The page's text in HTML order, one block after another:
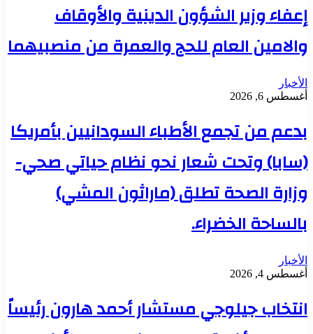
إعفاء وزير الشؤون الدينية والأوقاف
والامين العام للحج والعمرة من منصبيهما
الأخبار
أغسطس 6, 2026
بدعم من تجمع الأطباء السودانيين بأمريكا
(سابا) وتحت شعار نحو نظام حياتي صحي-
وزارة الصحة تطلق (ماراثون المشي)
بالساحة الخضراء.
الأخبار
أغسطس 4, 2026
انتخاب جيلوجي مستشار أحمد هارون رئيساً